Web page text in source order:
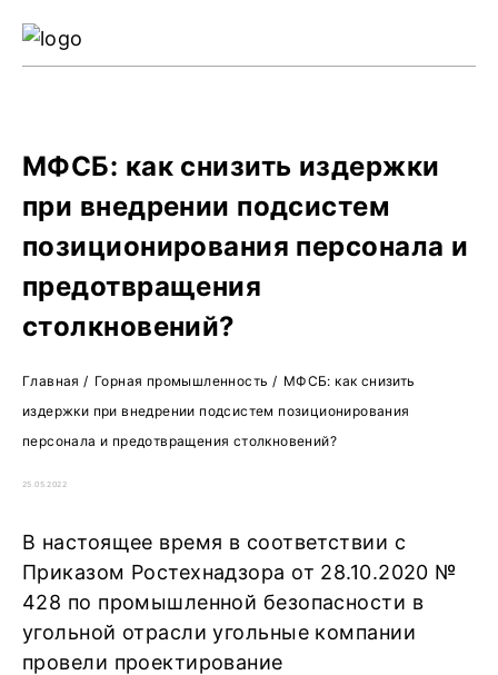
МФСБ: как снизить издержки
при внедрении подсистем
позиционирования персонала и
предотвращения
столкновений?
Главная / Горная промышленность / МФСБ: как снизить
издержки при внедрении подсистем позиционирования
персонала и предотвращения столкновений?
25.05.2022
В настоящее время в соответствии с
Приказом Ростехнадзора от 28.10.2020 №
428 по промышленной безопасности в
угольной отрасли угольные компании
провели проектирование